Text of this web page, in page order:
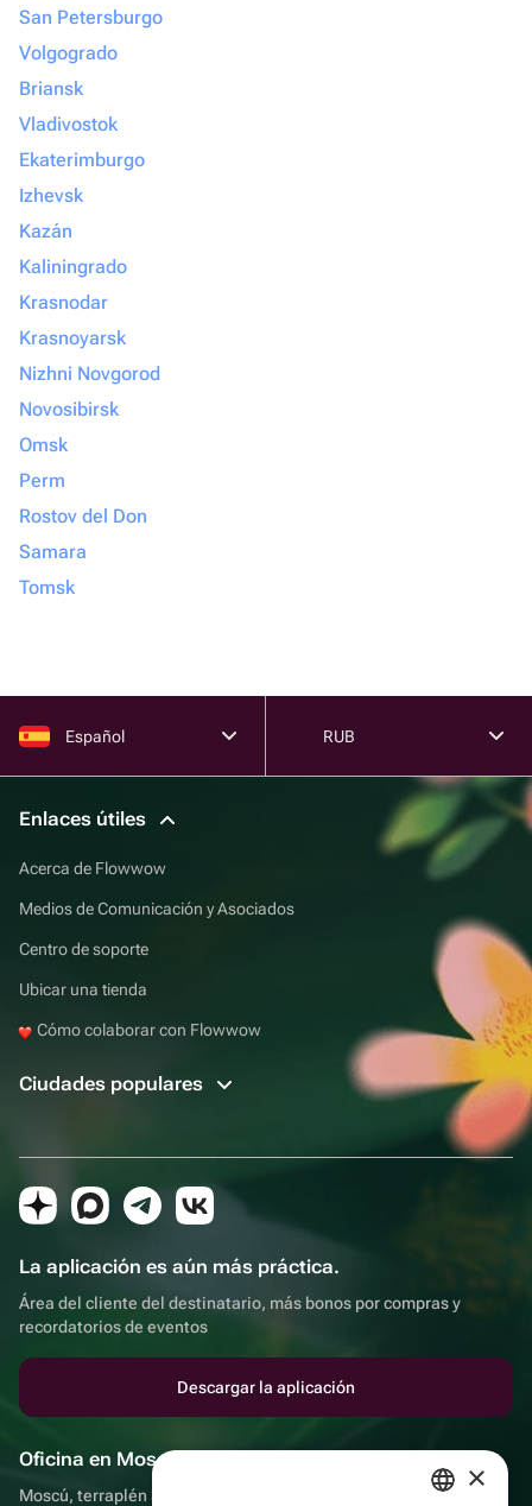
San Petersburgo
Volgogrado
Briansk
Vladivostok
Ekaterimburgo
Izhevsk
Kazán
Kaliningrado
Krasnodar
Krasnoyarsk
Nizhni Novgorod
Novosibirsk
Omsk
Perm
Rostov del Don
Samara
Tomsk
Español RUB
Enlaces útiles
Acerca de Flowwow
Medios de Comunicación y Asociados
Centro de soporte
Ubicar una tienda
Cómo colaborar con Flowwow
Ciudades populares
La aplicación es aún más práctica.
Área del cliente del destinatario, más bonos por compras y
recordatorios de eventos
Descargar la aplicación
Oficina en Moscú
Moscú, terraplén Sadovnicheskaya, 9, sala 2/3 ×